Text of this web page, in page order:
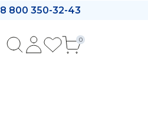
8 800 350-32-43
0